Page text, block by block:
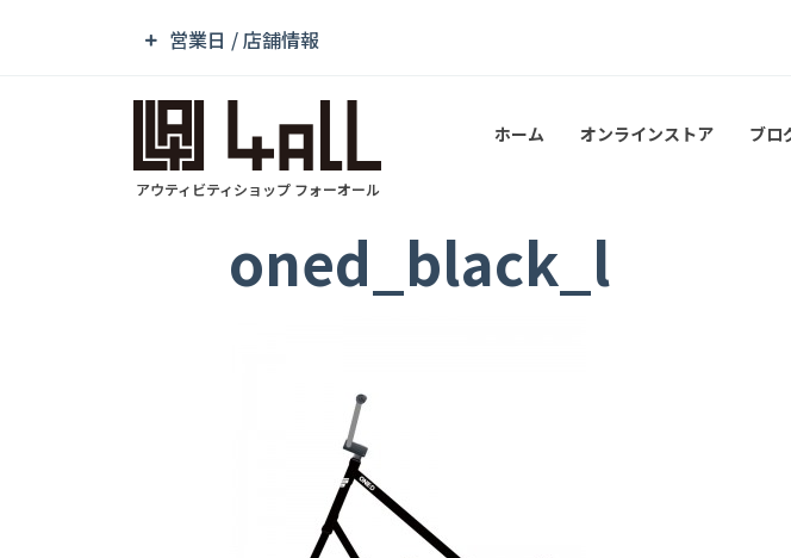
営業日 / 店舗情報
アウティビティショップ フォーオール
ホーム オンラインストア ブロ
oned_black_l